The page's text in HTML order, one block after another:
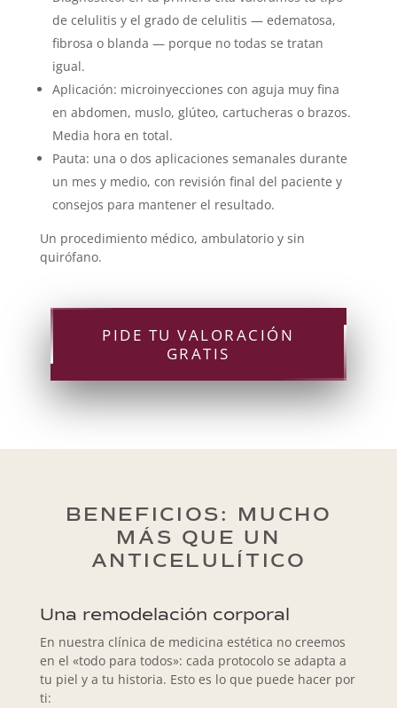
de celulitis y el grado de celulitis — edematosa,
fibrosa o blanda — porque no todas se tratan
igual.
Aplicación: microinyecciones con aguja muy fina
en abdomen, muslo, glúteo, cartucheras o brazos.
Media hora en total.
Pauta: una o dos aplicaciones semanales durante
un mes y medio, con revisión final del paciente y
consejos para mantener el resultado.
Un procedimiento médico, ambulatorio y sin
quirófano.
PIDE TU VALORACIÓN
GRATIS
BENEFICIOS: MUCHO
MÁS QUE UN
ANTICELULÍTICO
Una remodelación corporal
En nuestra clínica de medicina estética no creemos
en el «todo para todos»: cada protocolo se adapta a
tu piel y a tu historia. Esto es lo que puede hacer por
ti: